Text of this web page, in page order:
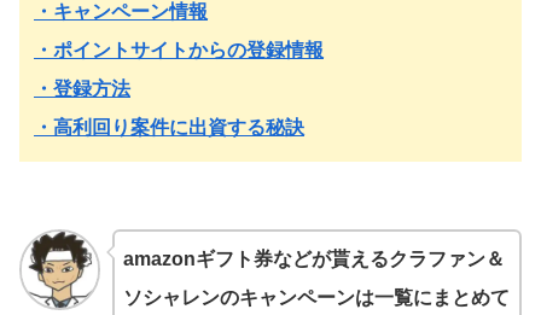
・キャンペーン情報
・ポイントサイトからの登録情報
・登録方法
・高利回り案件に出資する秘訣
amazonギフト券などが貰えるクラファン＆
ソシャレンのキャンペーンは一覧にまとめて